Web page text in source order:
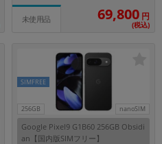
未使用品 69,800 円
(税込)
256GB nanoSIM
SIMFREE
Google Pixel9 G1B60 256GB Obsidi
an【国内版SIMフリー】